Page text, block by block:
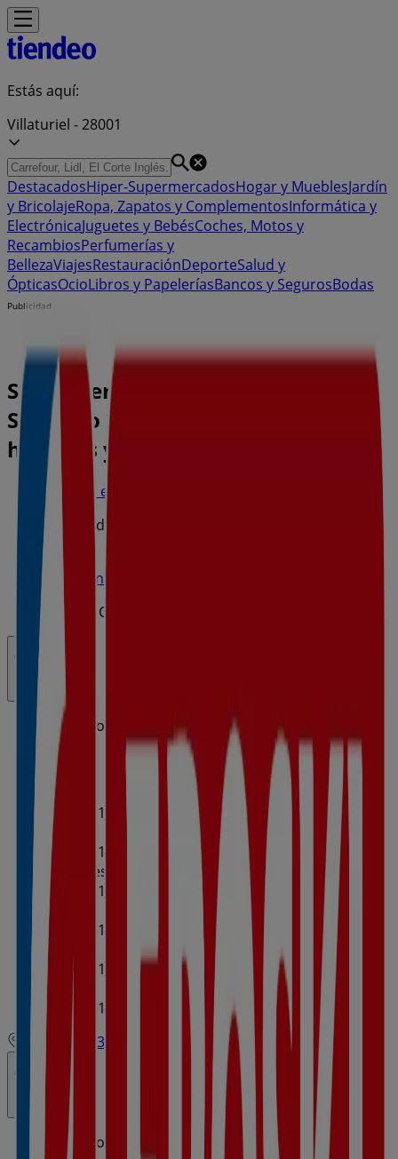
Estás aquí:
Villaturiel - 28001
DestacadosHiper-SupermercadosHogar y MueblesJardín
y BricolajeRopa, Zapatos y ComplementosInformática y
ElectrónicaJuguetes y BebésCoches, Motos y
RecambiosPerfumerías y
BellezaViajesRestauraciónDeporteSalud y
ÓpticasOcioLibros y PapeleríasBancos y SegurosBodas
Publicidad
Supermercado Eroski | Camino de
Santiago 27, Villaturiel - Ofertas,
horarios y teléfono
Tiendeo en Villaturiel
Ofertas de Hiper-Supermercados en Villaturiel
Eroski en Villaturiel
Eroski | Camino de Santiago 27
Cerrado
Domingo
Cerrado
Lunes
09:00 - 21:00 09:30 - 21:00
Martes
09:00 - 21:00
09:30 - 21:00
Miércoles
09:00 - 21:00
09:30 - 21:00
Jueves
09:00 - 21:00
09:30 - 21:00
Viernes
09:00 - 21:00
09:30 - 21:00
Sábado
09:00 - 21:00
09:30 - 21:00
987308291
Cerrado
Domingo